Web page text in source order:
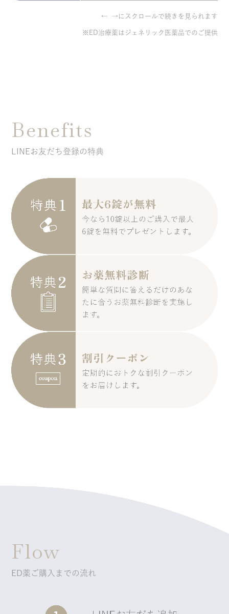
← →にスクロールで続きを見られます
※ED治療薬はジェネリック医薬品でのご提供
Benefits
LINEお友だち登録の特典
Flow
ED薬ご購入までの流れ